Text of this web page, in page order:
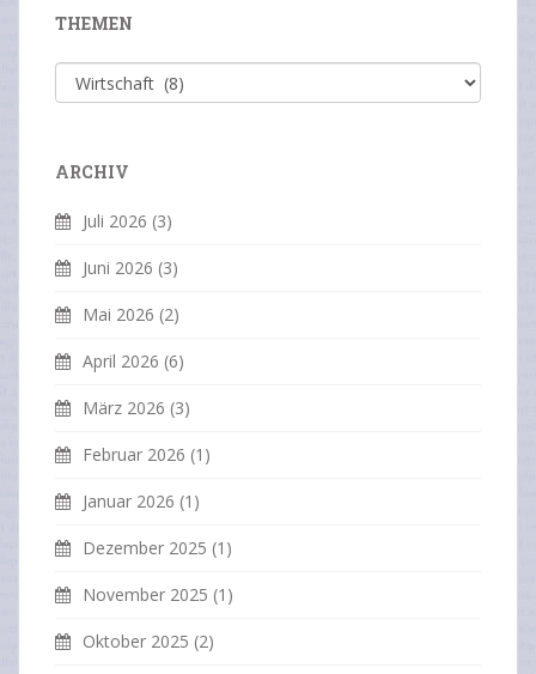
THEMEN
Themen
ARCHIV
Juli 2026 (3)
Juni 2026 (3)
Mai 2026 (2)
April 2026 (6)
März 2026 (3)
Februar 2026 (1)
Januar 2026 (1)
Dezember 2025 (1)
November 2025 (1)
Oktober 2025 (2)